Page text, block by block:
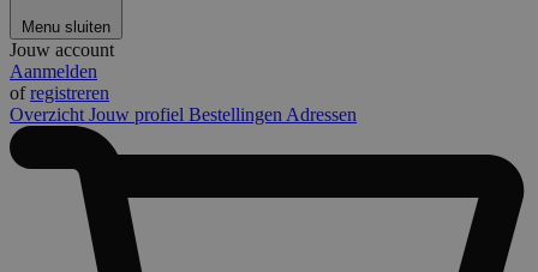
Menu sluiten
Jouw account
Aanmelden
ofregistreren
Overzicht Jouw profiel Bestellingen Adressen